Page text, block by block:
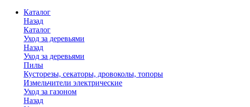
Каталог
Назад
Каталог
Уход за деревьями
Назад
Уход за деревьями
Пилы
Кусторезы, секаторы, дровоколы, топоры
Измельчители электрические
Уход за газоном
Назад